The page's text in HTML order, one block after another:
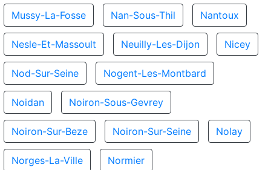
Mussy-La-Fosse Nan-Sous-Thil Nantoux
Nesle-Et-Massoult Neuilly-Les-Dijon Nicey
Nod-Sur-Seine Nogent-Les-Montbard
Noidan Noiron-Sous-Gevrey
Noiron-Sur-Beze Noiron-Sur-Seine Nolay
Norges-La-Ville Normier